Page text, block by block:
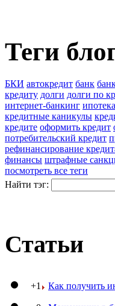
Теги
БКИ автокредит банк
кредиту долги долги по
интернет-банкинг ипотека
кредитные каникулы
кредите оформить кредит
потребительский кредит
рефинансирование
финансы штрафные
посмотреть все теги
Найти тэг:
Статьи
+1 Как получить